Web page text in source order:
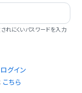
にくいパスワードを入力
ログイン
こちら